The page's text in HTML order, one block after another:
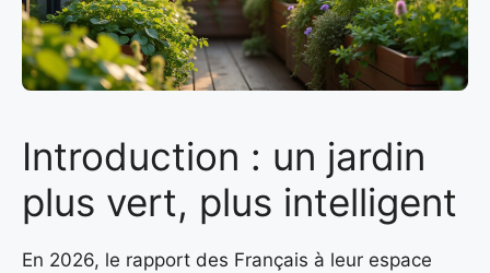
Introduction : un jardin
plus vert, plus intelligent
En 2026, le rapport des Français à leur espace